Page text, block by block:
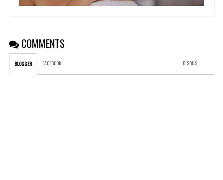
COMMENTS
BLOGGER FACEBOOK: DISQUS